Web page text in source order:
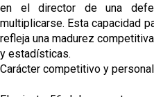
en el director de una
multiplicarse. Esta capacidad
refleja una madurez
y estadísticas.
Carácter competitivo y